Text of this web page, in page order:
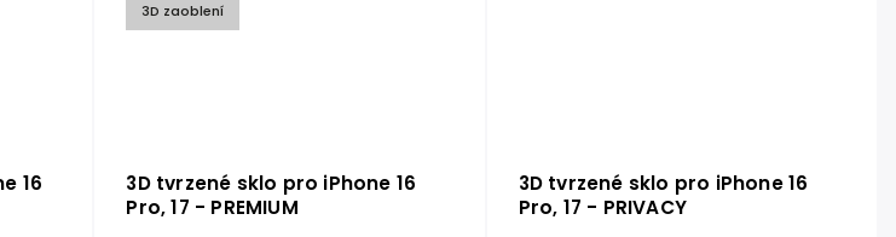
16
3D zaoblení
3D tvrzené sklo pro iPhone 16
Pro, 17 - PREMIUM
3D tvrzené sklo pro iPhone 16
Pro, 17 - PRIVACY